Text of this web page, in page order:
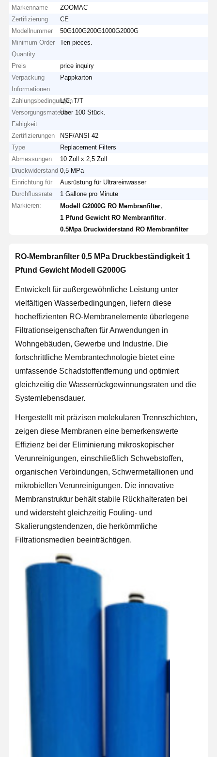
Markenname
ZOOMAC
Zertifizierung
CE
Modellnummer
50G100G200G1000G2000G
Minimum Order
Quantity
Ten pieces.
Preis
price inquiry
Verpackung
Informationen
Pappkarton
ZahlungsbedingungenL/C, T/T
Versorgungsmaterial-
Fähigkeit
Über 100 Stück.
Zertifizierungen
NSF/ANSI 42
Type
Replacement Filters
Abmessungen
10 Zoll x 2,5 Zoll
Druckwiderstand 0,5 MPa
Einrichtung für
Ausrüstung für Ultrareinwasser
Durchflussrate
1 Gallone pro Minute
Markieren:
Modell G2000G RO Membranfilter
1 Pfund Gewicht RO Membranfilter
0.5Mpa Druckwiderstand RO Membranfilter
RO-Membranfilter 0,5 MPa Druckbeständigkeit 1
Pfund Gewicht Modell G2000G
Entwickelt für außergewöhnliche Leistung unter
vielfältigen Wasserbedingungen, liefern diese
hocheffizienten RO-Membranelemente überlegene
Filtrationseigenschaften für Anwendungen in
Wohngebäuden, Gewerbe und Industrie. Die
fortschrittliche Membrantechnologie bietet eine
umfassende Schadstoffentfernung und optimiert
gleichzeitig die Wasserrückgewinnungsraten und die
Systemlebensdauer.
Hergestellt mit präzisen molekularen Trennschichten,
zeigen diese Membranen eine bemerkenswerte
Effizienz bei der Eliminierung mikroskopischer
Verunreinigungen, einschließlich Schwebstoffen,
organischen Verbindungen, Schwermetallionen und
mikrobiellen Verunreinigungen. Die innovative
Membranstruktur behält stabile Rückhalteraten bei
und widersteht gleichzeitig Fouling- und
Skalierungstendenzen, die herkömmliche
Filtrationsmedien beeinträchtigen.